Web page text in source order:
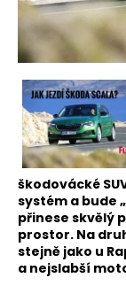
škodovácké
systém a bude
přinese skvělý
prostor. Na
stejně jako u
a nejslabší